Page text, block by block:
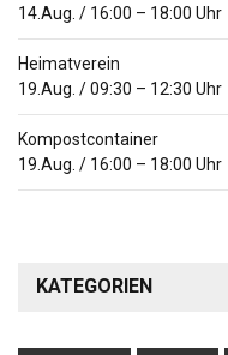
14.Aug. / 16:00 – 18:00 Uhr
Heimatverein
19.Aug. /09:30 – 12:30 Uhr
Kompostcontainer
19.Aug. / 16:00 – 18:00 Uhr
KATEGORIEN